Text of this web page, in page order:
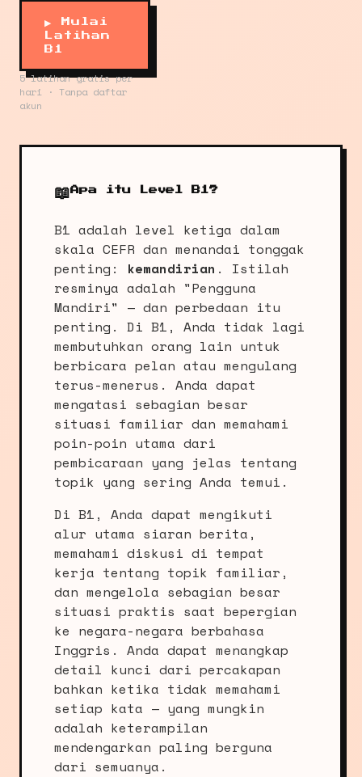
▶ Mulai
Latihan
B1
5 latihan gratis per
hari · Tanpa daftar
akun
📖Apa itu Level B1?
B1 adalah level ketiga dalam
skala CEFR dan menandai tonggak
penting:
kemandirian . Istilah
resminya adalah "Pengguna
Mandiri" — dan perbedaan itu
penting. Di B1, Anda tidak lagi
membutuhkan orang lain untuk
berbicara pelan atau mengulang
terus-menerus. Anda dapat
mengatasi sebagian besar
situasi familiar dan memahami
poin-poin utama dari
pembicaraan yang jelas tentang
topik yang sering Anda temui.
Di B1, Anda dapat mengikuti
alur utama siaran berita,
memahami diskusi di tempat
kerja tentang topik familiar,
dan mengelola sebagian besar
situasi praktis saat bepergian
ke negara-negara berbahasa
Inggris. Anda dapat menangkap
detail kunci dari percakapan
bahkan ketika tidak memahami
setiap kata — yang mungkin
adalah keterampilan
mendengarkan paling berguna
dari semuanya.